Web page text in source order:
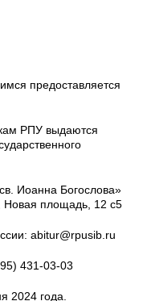
предоставляется
РПУ выдаются
Иоанна Богослова»
Новая площадь, 12 с5
abitur@rpusib.ru
431-03-03
2024 года.